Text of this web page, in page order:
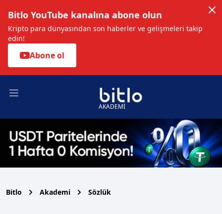
Bitlo YouTube kanalına abone olun
Kripto para dünyasından son haberler ve gelişmeleri takip
edin!
Abone ol
Open main menu
AKADEMİ
Bitlo Akademi Sözlük